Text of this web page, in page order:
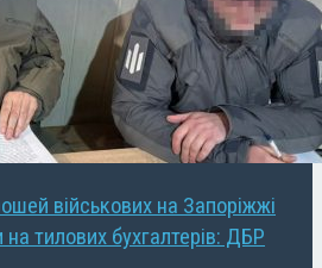
військових на Запоріжжі
тилових бухгалтерів: ДБР